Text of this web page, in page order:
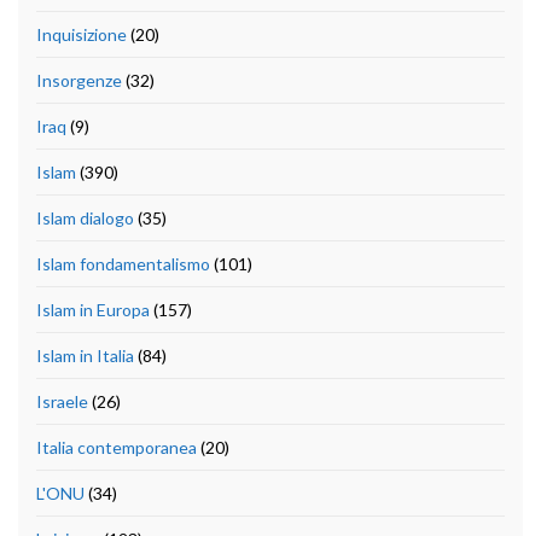
Inquisizione(20)
Insorgenze(32)
Iraq (9)
Islam (390)
Islam dialogo (35)
Islam fondamentalismo (101)
Islam in Europa (157)
Islam in Italia (84)
Israele(26)
Italia contemporanea (20)
L'ONU (34)